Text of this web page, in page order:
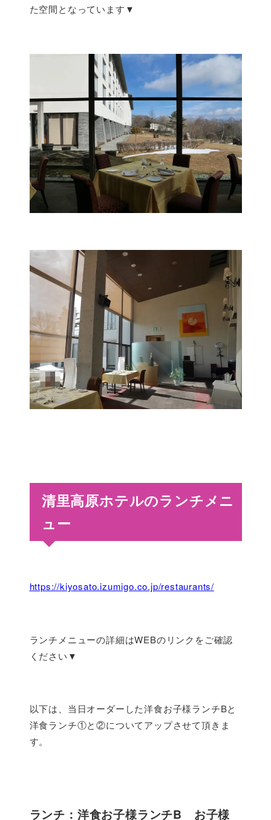
た空間となっています▼
清里高原ホテルのランチメニ
ュー
https://kiyosato.izumigo.co.jp/restaurants/
ランチメニューの詳細はWEBのリンクをご確認
ください▼
以下は、当日オーダーした洋食お子様ランチBと
洋食ランチ①と②についてアップさせて頂きま
す。
ランチ：洋食お子様ランチB お子様